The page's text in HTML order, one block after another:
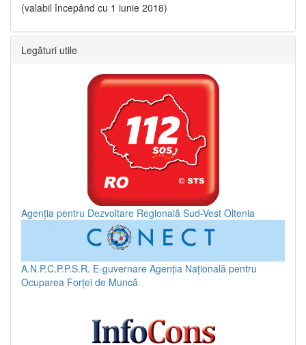
(valabil începând cu 1 iunie 2018)
Legături utile
Agenția pentru Dezvoltare Regională Sud-Vest Oltenia
A.N.P.C.P.P.S.R. E-guvernare Agenția Națională pentru
Ocuparea Forței de Muncă